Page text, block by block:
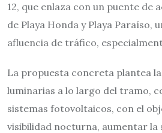
12, que enlaza con un puente de
de Playa Honda y Playa Paraíso,
afluencia de tráfico,
La propuesta concreta plantea
luminarias a lo largo del tramo,
sistemas fotovoltaicos, con el
visibilidad nocturna, aumentar la